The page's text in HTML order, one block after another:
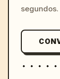
segundos.